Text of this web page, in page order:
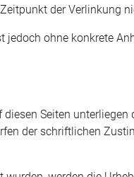
der Verlinkung
ohne konkrete
Seiten
der schriftlichen